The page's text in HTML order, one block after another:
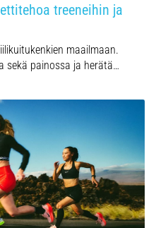
treeneihin ja
maailmaan.
sekä painossa ja herätä…